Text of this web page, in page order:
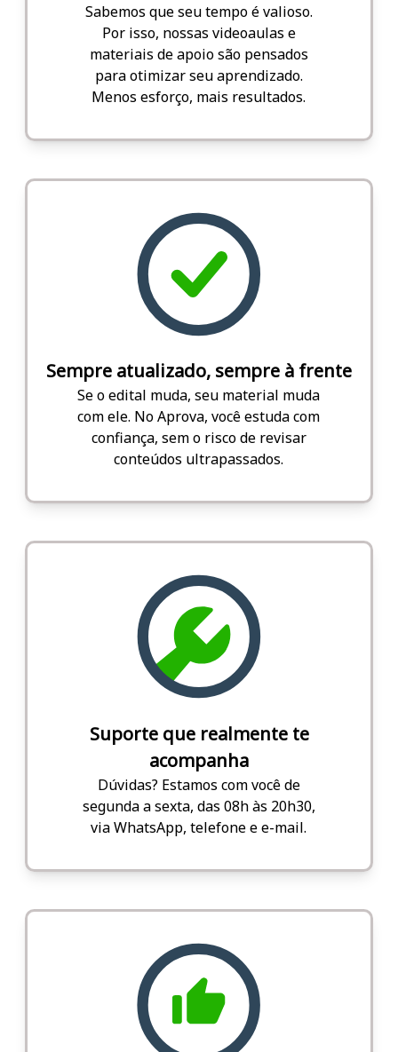
Sabemos que seu tempo é valioso.
Por isso, nossas videoaulas e
materiais de apoio são pensados
para otimizar seu aprendizado.
Menos esforço, mais resultados.
Sempre atualizado, sempre à frente
Se o edital muda, seu material muda
com ele. No Aprova, você estuda com
confiança, sem o risco de revisar
conteúdos ultrapassados.
Suporte que realmente te
acompanha
Dúvidas? Estamos com você de
segunda a sexta, das 08h às 20h30,
via WhatsApp, telefone e e-mail.